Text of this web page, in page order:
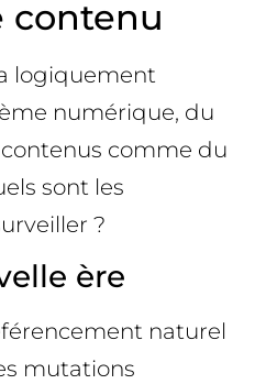
contenu
logiquement
numérique, du
comme du
sont les
?
ère
naturel
mutations